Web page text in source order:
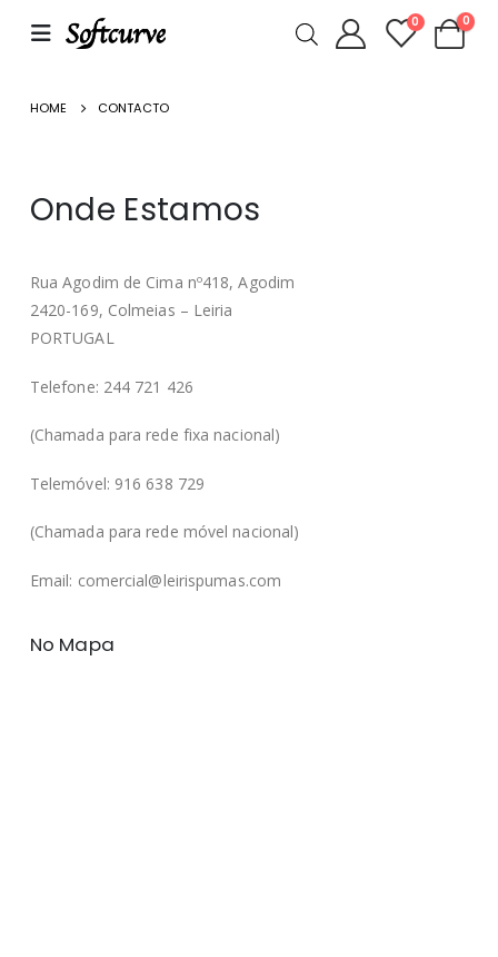
0 0
HOME CONTACTO
Onde Estamos
Rua Agodim de Cima nº418, Agodim
2420-169, Colmeias – Leiria
PORTUGAL
Telefone: 244 721 426
(Chamada para rede fixa nacional)
Telemóvel: 916 638 729
(Chamada para rede móvel nacional)
Email: comercial@leirispumas.com
No Mapa